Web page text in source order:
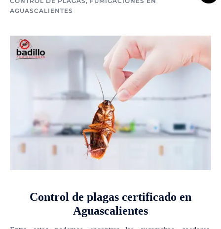
AGUASCALIENTES
Control de plagas certificado en
Aguascalientes